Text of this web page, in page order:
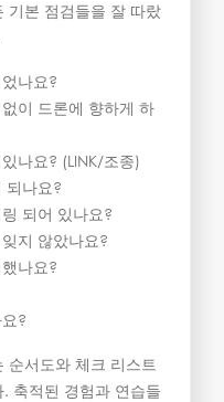
기본 점검들을 잘 따랐
나요?
이 드론에 향하게 하
나요? (LINK/조종)
되나요?
되어 있나요?
지 않았나요?
나요?
?
순서도와 체크 리스트
축적된 경험과 연습들